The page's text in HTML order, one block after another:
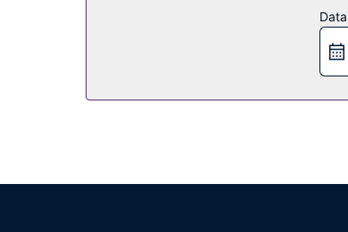
inclui também uma área para
Comece as suas manhãs da melhor